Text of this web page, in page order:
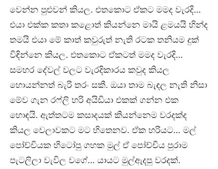
වෙන්න පුළුවන් කියල. එතකොට ඒකට මමද වැරදි…
එයා එක්ක කතා කළොත් කියන්නෙ මායි ළමයයි හින්ද
තමයි එයා මේ කාත් කවුරුත් නැති රටක තනියම දුක්
විඳින්නෙ කියල. එතකොට ඒකටත් මමද වැරදි…
සමහර දේවල් වලට වැරදිකාරය කවුද කියල
හොයන්නත් බැරි තරං සකී. ඔයා තාම බැඳල නැති නිසා
මේව ගැන රෆ්ලි හරි අයිඩියා එකක් ගන්න එක
හොඳයි. ඇත්තටම කසාදයක් කියන්නෙම වරදක්ද
කියල වෙලාවකට මට හිතෙනව. ඒක හරියට… මල්
පෝච්චියක හිටෝපු ගහක මුල් ඒ පෝච්චිය පුරාම
පැටලිලා වැවිල වගේ… යායට මුල්ඇදපු වරදක්.